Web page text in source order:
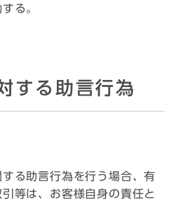
る。
する助言行為
る助言行為を行う場合、有
等は、お客様自身の責任と